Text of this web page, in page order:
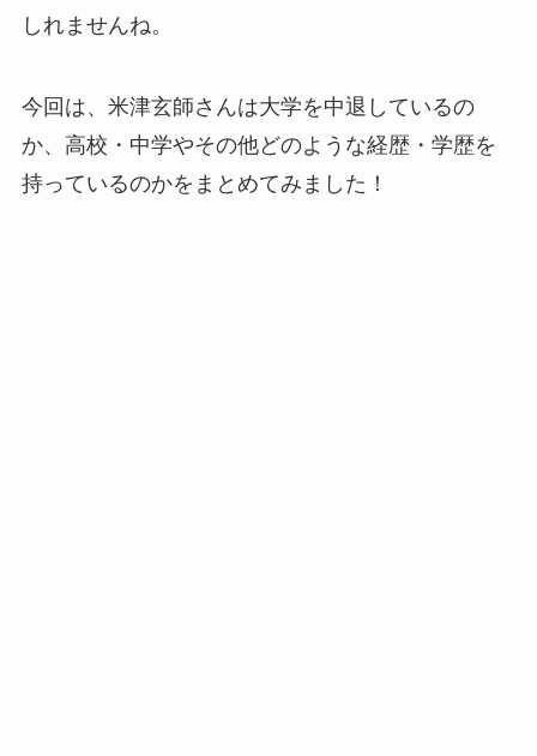
しれませんね。
今回は、米津玄師さんは大学を中退しているの
か、高校・中学やその他どのような経歴・学歴を
持っているのかをまとめてみました！